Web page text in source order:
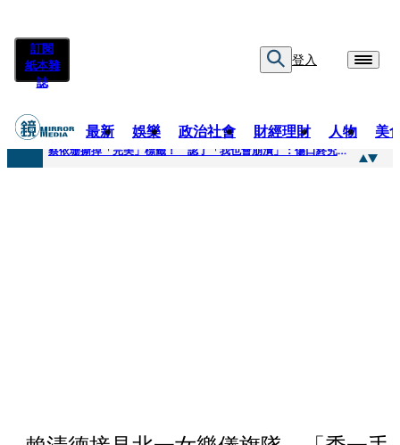
訂閱
紙本雜
誌
登入
最新 娛樂 政治社會 財經理財 人物 美
快訊
蔡依珊撕掉「完美」標籤！ 認了「我也會崩潰」：傷口終究會癒合